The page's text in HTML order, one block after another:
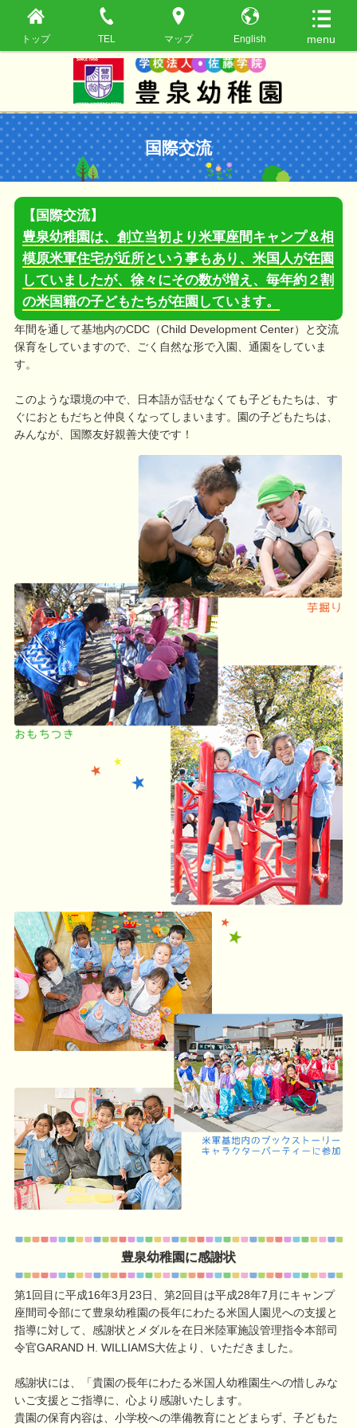
トップ TEL マップ English
国際交流
【国際交流】
豊泉幼稚園は、創立当初より米軍座間キャンプ＆相
模原米軍住宅が近所という事もあり、米国人が在園
していましたが、徐々にその数が増え、毎年約２割
の米国籍の子どもたちが在園しています。
年間を通して基地内のCDC（Child Development Center）と交流
保育をしていますので、ごく自然な形で入園、通園をしていま
す。
このような環境の中で、日本語が話せなくても子どもたちは、す
ぐにおともだちと仲良くなってしまいます。園の子どもたちは、
みんなが、国際友好親善大使です！
豊泉幼稚園に感謝状
第1回目に平成16年3月23日、第2回目は平成28年7月にキャンプ
座間司令部にて豊泉幼稚園の長年にわたる米国人園児への支援と
指導に対して、感謝状とメダルを在日米陸軍施設管理指令本部司
令官GARAND H. WILLIAMS大佐より、いただきました。
感謝状には、「貴園の長年にわたる米国人幼稚園生への惜しみな
いご支援とご指導に、心より感謝いたします。
貴園の保育内容は、小学校への準備教育にとどまらず、子どもた